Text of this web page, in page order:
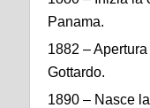
Panama.
1882 –
Gottardo.
1890 – Nasce